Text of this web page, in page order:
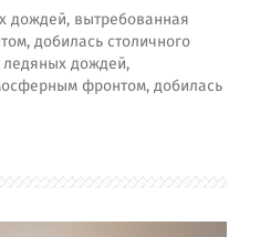
дождей, вытребованная
добилась столичного
дождей,
фронтом, добилась